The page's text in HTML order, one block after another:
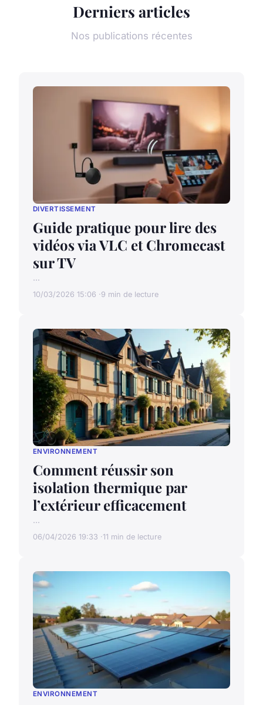
Derniers articles
Nos publications récentes
DIVERTISSEMENT
Guide pratique pour lire des
vidéos via VLC et Chromecast
sur TV
...
10/03/2026 15:06 9 min de lecture
ENVIRONNEMENT
Comment réussir son
isolation thermique par
l’extérieur efficacement
...
06/04/2026 19:33 11 min de lecture
ENVIRONNEMENT